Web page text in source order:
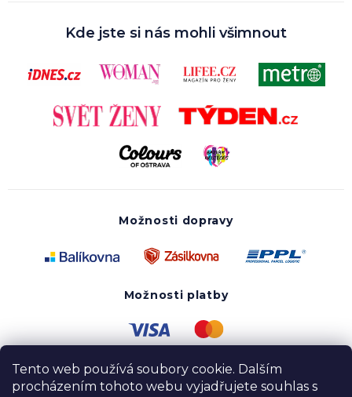
Tento web používá soubory cookie. Dalším
procházením tohoto webu vyjadřujete souhlas s
Kde jste si nás mohli všimnout
Možnosti dopravy
Možnosti platby